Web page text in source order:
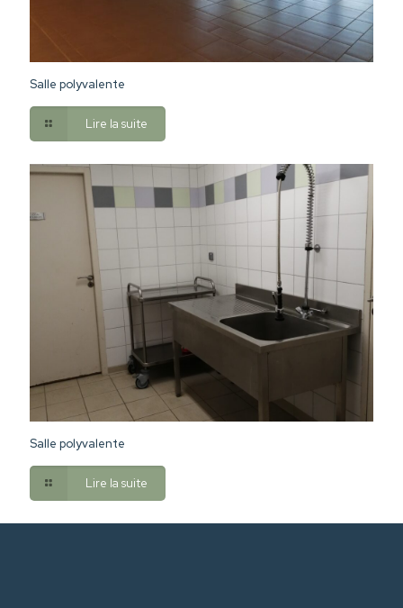
Salle polyvalente
Lire la suite
Salle polyvalente
Lire la suite